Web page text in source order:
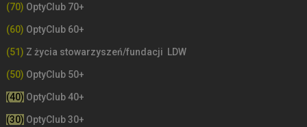
(70) OptyClub 70+
(60) OptyClub 60+
(51) Z życia stowarzyszeń/fundacji LDW
(50) OptyClub 50+
(40) OptyClub 40+
(30) OptyClub 30+